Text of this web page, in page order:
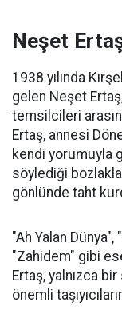
Neşet
1938 yılında
gelen Neşet
temsilcileri
Ertaş, annesi
kendi yorumuyla
söylediği
gönlünde taht
"Ah Yalan
"Zahidem" gibi
Ertaş, yalnızca
önemli